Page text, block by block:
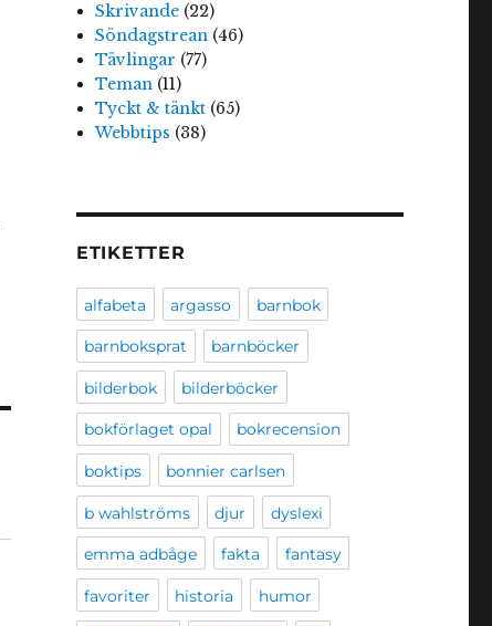
Skrivande (22)
Söndagstrean (46)
Tävlingar (77)
Teman (11)
Tyckt & tänkt (65)
Webbtips (38)
ETIKETTER
alfabeta argasso barnbok
barnboksprat barnböcker
bilderbok bilderböcker
bokförlaget opal bokrecension
boktips bonnier carlsen
b wahlströms djur dyslexi
emma adbåge fakta fantasy
favoriter historia humor